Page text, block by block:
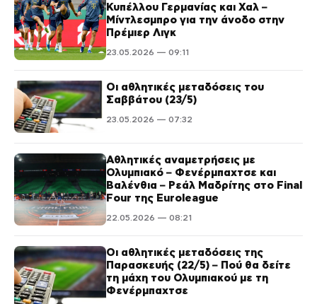
Κυπέλλου Γερμανίας και Χαλ –
Μίντλεσμπρο για την άνοδο στην
Πρέμιερ Λιγκ
23.05.2026 — 09:11
Οι αθλητικές μεταδόσεις του
Σαββάτου (23/5)
23.05.2026 — 07:32
Αθλητικές αναμετρήσεις με
Ολυμπιακό – Φενέρμπαχτσε και
Βαλένθια – Ρεάλ Μαδρίτης στο Final
Four της Euroleague
22.05.2026 — 08:21
Οι αθλητικές μεταδόσεις της
Παρασκευής (22/5) – Πού θα δείτε
τη μάχη του Ολυμπιακού με τη
Φενέρμπαχτσε